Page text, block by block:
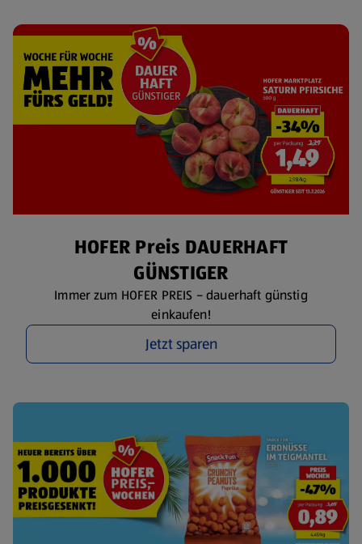
HOFER Preis DAUERHAFT
GÜNSTIGER
Immer zum HOFER PREIS – dauerhaft günstig
einkaufen!
Jetzt sparen